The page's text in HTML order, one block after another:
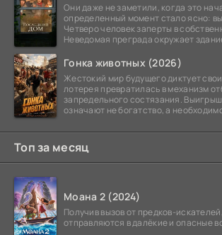
Они даже не заметили, когда это
определенный момент стало ясно:
Четверо человек заперты в
Неведомая преграда окружает
Гонка животных (2026)
Жестокий мир будущего диктует
лотерея превратилась в механизм
запредельного состязания.
означают не богатство, а
Топ за месяц
Моана 2 (2024)
Получив вызов от предков-
отправляются в далёкие и опасные